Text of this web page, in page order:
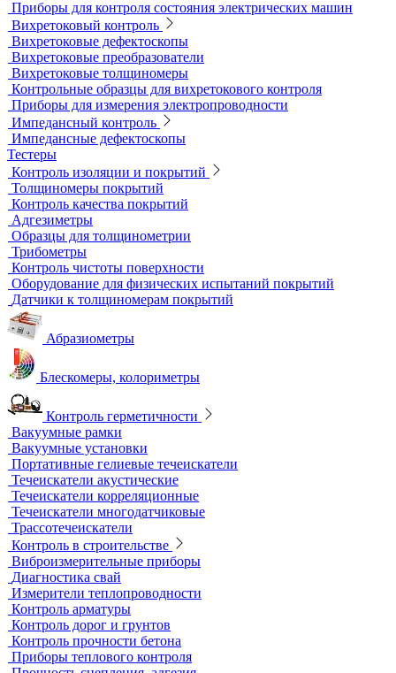
Индукционные нагреватели
Нагреватели для монтажа подшипников
Магнитный контроль
Магнитопорошковые дефектоскопы и электромагниты
Магнитные толщиномеры покрытий
Магнитометры, коэрцитиметры и ферритометры
Автоматические линии и стенды магнитопорошкового
контроля
Образцы для МПД
Расходные материалы для МПД
УФ-лампы и светильники
Метод магнитной памяти металла
Приборы для контроля состояния электрических машин
Вихретоковый контроль
Вихретоковые дефектоскопы
Вихретоковые преобразователи
Вихретоковые толщиномеры
Контрольные образцы для вихретокового контроля
Приборы для измерения электропроводности
Импедансный контроль
Импедансные дефектоскопы
Тестеры
Контроль изоляции и покрытий
Толщиномеры покрытий
Контроль качества покрытий
Адгезиметры
Образцы для толщинометрии
Трибометры
Контроль чистоты поверхности
Оборудование для физических испытаний покрытий
Датчики к толщиномерам покрытий
Абразиометры
Блескомеры, колориметры
Контроль герметичности
Вакуумные рамки
Вакуумные установки
Портативные гелиевые течеискатели